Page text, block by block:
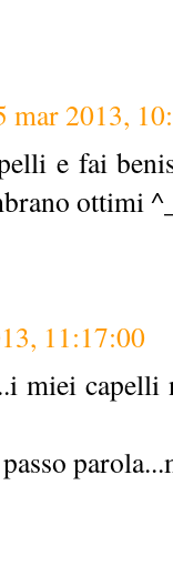
mar 2013,
e fai
ottimi
11:17:00
miei